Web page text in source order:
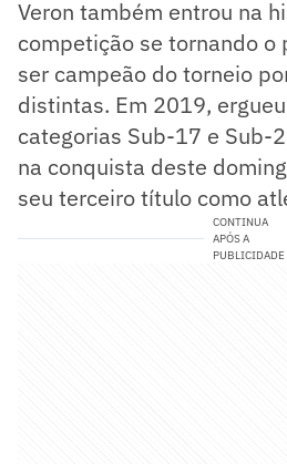
Veron também entrou na
competição se tornando o
ser campeão do torneio
distintas. Em 2019,
categorias Sub-17 e Sub-
na conquista deste
seu terceiro título como
CONTINUA
APÓS A
PUBLICIDADE